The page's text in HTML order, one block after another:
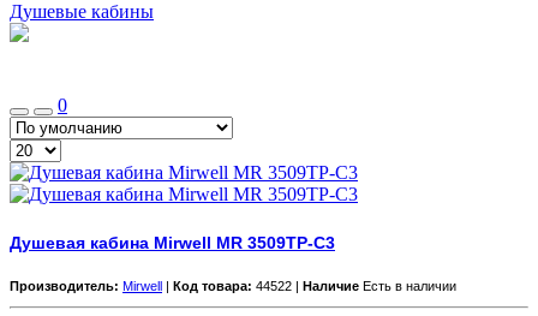
Душевые кабины
0
Душевая кабина Mirwell MR 3509TP-C3
Производитель: Mirwell | Код товара: 44522 | Наличие Есть в наличии